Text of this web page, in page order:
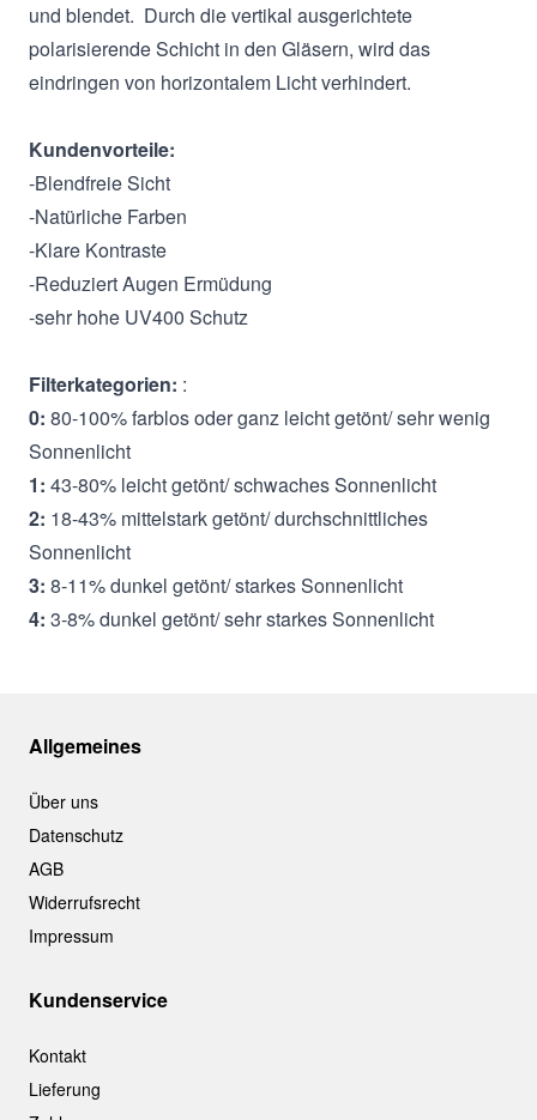
und blendet. Durch die vertikal ausgerichtete
polarisierende Schicht in den Gläsern, wird das
eindringen von horizontalem Licht verhindert.
Kundenvorteile:
-Blendfreie Sicht
-Natürliche Farben
-Klare Kontraste
-Reduziert Augen Ermüdung
-sehr hohe UV400 Schutz
Filterkategorien: :
0: 80-100% farblos oder ganz leicht getönt/ sehr wenig
Sonnenlicht
1: 43-80% leicht getönt/ schwaches Sonnenlicht
2: 18-43% mittelstark getönt/ durchschnittliches
Sonnenlicht
3: 8-11% dunkel getönt/ starkes Sonnenlicht
4: 3-8% dunkel getönt/ sehr starkes Sonnenlicht
Allgemeines
Über uns
Datenschutz
AGB
Widerrufsrecht
Impressum
Kundenservice
Kontakt
Lieferung